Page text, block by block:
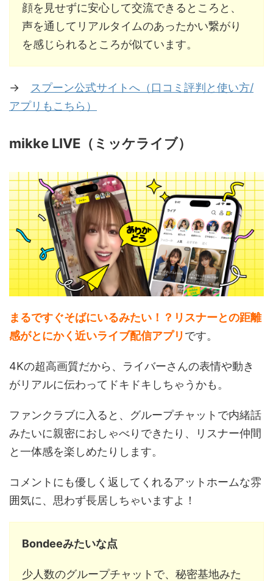
顔を見せずに安心して交流できるところと、
声を通してリアルタイムのあったかい繋がり
を感じられるところが似ています。
→
スプーン公式サイトへ（口コミ評判と使い方/
アプリもこちら）
mikke LIVE（ミッケライブ）
まるですぐそばにいるみたい！？リスナーとの距離
感がとにかく近いライブ配信アプリ です。
4Kの超高画質だから、ライバーさんの表情や動き
がリアルに伝わってドキドキしちゃうかも。
ファンクラブに入ると、グループチャットで内緒話
みたいに親密におしゃべりできたり、リスナー仲間
と一体感を楽しめたりします。
コメントにも優しく返してくれるアットホームな雰
囲気に、思わず長居しちゃいますよ！
Bondeeみたいな点
少人数のグループチャットで、秘密基地みた